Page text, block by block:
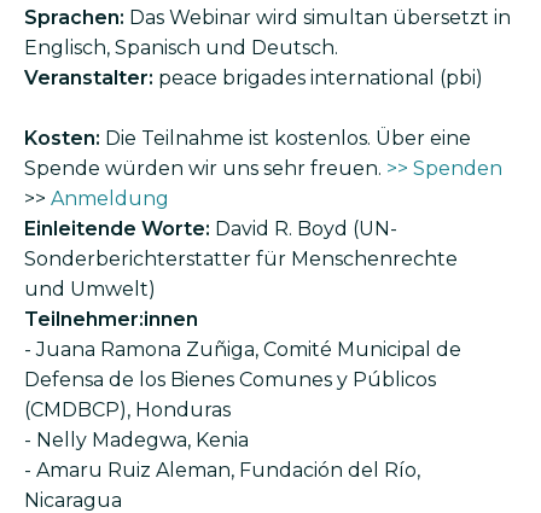
Sprachen: Das Webinar wird simultan übersetzt in
Englisch, Spanisch und Deutsch.
Veranstalter: peace brigades international (pbi)
Kosten: Die Teilnahme ist kostenlos. Über eine
Spende würden wir uns sehr freuen. >> Spenden
>> Anmeldung
Einleitende Worte: David R. Boyd (UN-
Sonderberichterstatter für Menschenrechte
und Umwelt)
Teilnehmer:innen
- Juana Ramona Zuñiga, Comité Municipal de
Defensa de los Bienes Comunes y Públicos
(CMDBCP), Honduras
- Nelly Madegwa, Kenia
- Amaru Ruiz Aleman, Fundación del Río,
Nicaragua